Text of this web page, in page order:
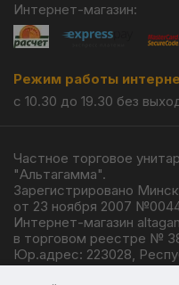
Интернет-магазин:
Режим работы
с 10.30 до 19.30 без
Частное торговое
"Альтагамма".
Зарегистрировано
от 23 ноября 2007
Интернет-магазин
в торговом реестре №
Юр.адрес: 223028,
район, г.п. Ждановичи,